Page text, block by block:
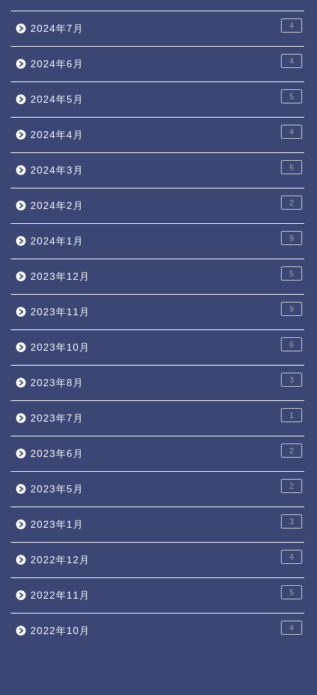
2024年7月 4
2024年6月 4
2024年5月 5
2024年4月 4
2024年3月 6
2024年2月 2
2024年1月 9
2023年12月 5
2023年11月 9
2023年10月 6
2023年8月 3
2023年7月 1
2023年6月 2
2023年5月 2
2023年1月 3
2022年12月 4
2022年11月 5
2022年10月 4